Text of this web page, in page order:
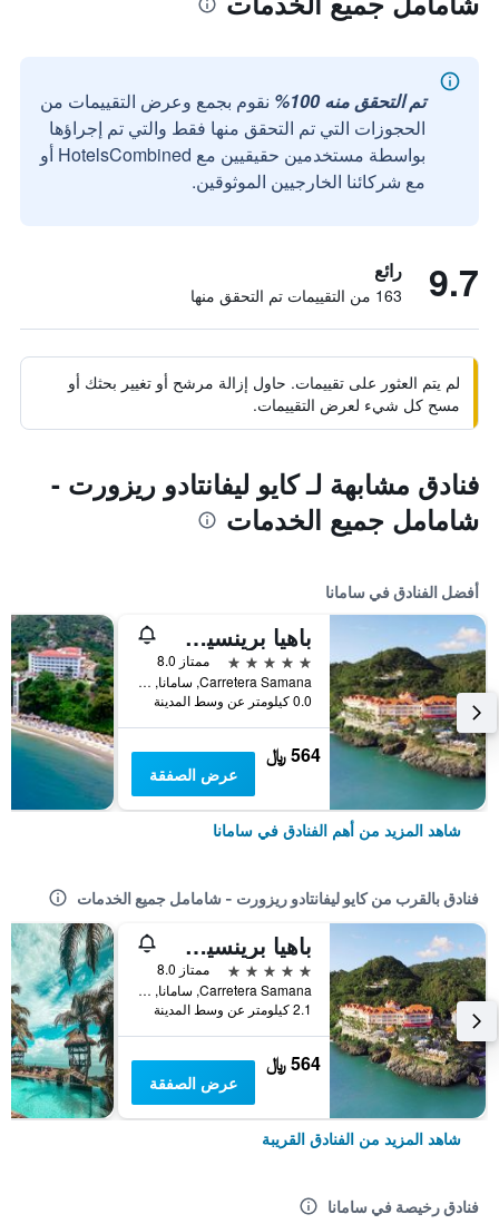
تم التحقق منه 100%
نقوم بجمع وعرض التقييمات من
الحجوزات التي تم التحقق منها فقط والتي تم إجراؤها
بواسطة مستخدمين حقيقيين مع HotelsCombined أو
مع شركائنا الخارجيين الموثوقين.
9.7 رائع
163 من التقييمات تم التحقق منها
لم يتم العثور على تقييمات. حاول إزالة مرشح أو تغيير بحثك أو
مسح كل شيء لعرض التقييمات.
فنادق مشابهة لـ كايو ليفانتادو ريزورت -
شامامل جميع الخدمات
أفضل الفنادق في سامانا
باهيا برينسيب إسكايب سامانا - لبالغين فقط
5 نجوم
ممتاز 8.0
Carretera Samana, سامانا, جمهورية الدومينيكان
0.0 كيلومتر عن وسط المدينة
564 ﷼
عرض الصفقة
شاهد المزيد من أهم الفنادق في سامانا
فنادق بالقرب من كايو ليفانتادو ريزورت - شامامل جميع الخدمات
باهيا برينسيب إسكايب سامانا - لبالغين فقط
5 نجوم
ممتاز 8.0
Carretera Samana, سامانا, جمهورية الدومينيكان
2.1 كيلومتر عن وسط المدينة
564 ﷼
عرض الصفقة
شاهد المزيد من الفنادق القريبة
فنادق رخيصة في سامانا